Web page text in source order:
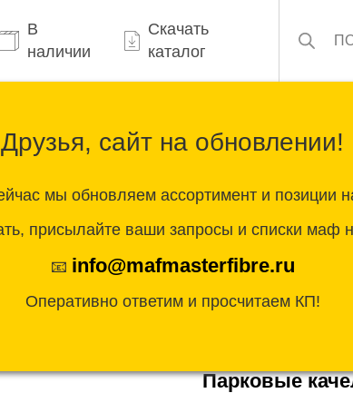
В
наличии
Скачать
каталог
Парковые
Друзья, сайт на обновлении!
мы обновляем ассортимент и позиции
присылайте ваши запросы и списки маф
📧 info@mafmasterfibre.ru
Оперативно ответим и просчитаем КП!